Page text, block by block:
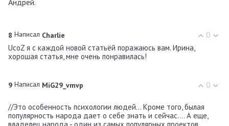
Андрей.
0
8 Написал Charlie
UcoZ я с каждой новой статьёй поражаюсь вам. Ирина,
хорошая статья, мне очень понравилась!
0
9 Написал MiG29_vmvp
//Это особенность психологии людей... Кроме того, былая
популярность народа дает о себе знать и сейчас.... А еще,